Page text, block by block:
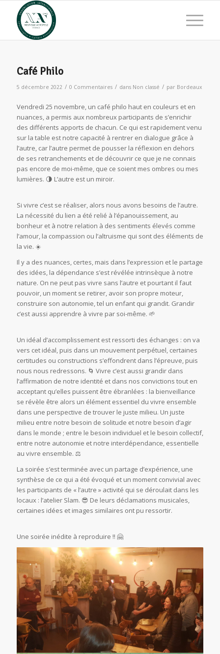
Café Philo
5 décembre 2022 / 0 Commentaires / dans Non classé / par Bordeaux
Vendredi 25 novembre, un café philo haut en couleurs et en
nuances, a permis aux nombreux participants de s’enrichir
des différents apports de chacun. Ce qui est rapidement venu
sur la table est notre capacité à rentrer en dialogue grâce à
l’autre, car l’autre permet de pousser la réflexion en dehors
de ses retranchements et de découvrir ce que je ne connais
pas encore de moi-même, que ce soient mes ombres ou mes
lumières. 🌗 L’autre est un miroir.
Si vivre c’est se réaliser, alors nous avons besoins de l’autre.
La nécessité du lien a été relié à l’épanouissement, au
bonheur et à notre relation à des sentiments élevés comme
l’amour, la compassion ou l’altruisme qui sont des éléments de
la vie. ☀️
Il y a des nuances, certes, mais dans l’expression et le partage
des idées, la dépendance s’est révélée intrinsèque à notre
nature. On ne peut pas vivre sans l’autre et pourtant il faut
pouvoir, un moment se retirer, avoir son propre moteur,
construire son autonomie, tel un enfant qui grandit. Grandir
c’est aussi apprendre à vivre par soi-même. 🌱
Un idéal d’accomplissement est ressorti des échanges : on va
vers cet idéal, puis dans un mouvement perpétuel, certaines
certitudes ou constructions s’effondrent dans l’épreuve, puis
nous nous redressons. 🌀 Vivre c’est aussi grandir dans
l’affirmation de notre identité et dans nos convictions tout en
acceptant qu’elles puissent être ébranlées : la bienveillance
se révèle être alors un élément essentiel du vivre ensemble
dans une perspective de trouver le juste milieu. Un juste
milieu entre notre besoin de solitude et notre besoin d’agir
dans le monde ; entre le besoin individuel et le besoin collectif,
entre notre autonomie et notre interdépendance, essentielle
au vivre ensemble. ⚖️
La soirée s’est terminée avec un partage d’expérience, une
synthèse de ce qui a été évoqué et un moment convivial avec
les participants de « l’autre » activité qui se déroulait dans les
locaux : l’atelier Slam. 😎 De leurs déclamations musicales,
certaines idées et images similaires ont pu ressortir.
Une soirée inédite à reproduire !! 🤗